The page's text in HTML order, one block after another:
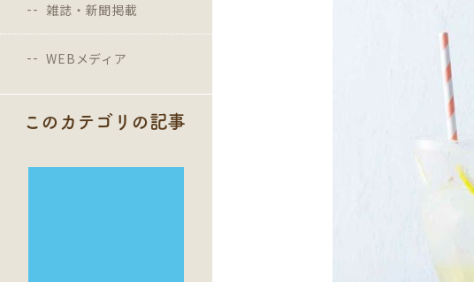
雑誌・新聞掲載
WEBメディア
このカテゴリの記事